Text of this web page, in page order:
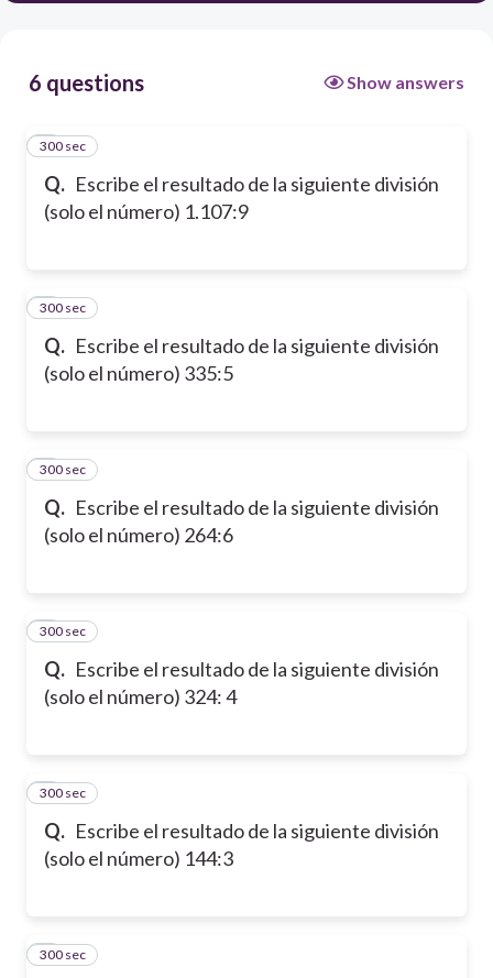
6 questions Show answers
Q. Escribe el resultado de la siguiente división
(solo el número) 1.107:9
1
300 sec
Q. Escribe el resultado de la siguiente división
(solo el número) 335:5
2
300 sec
Q. Escribe el resultado de la siguiente división
(solo el número) 264:6
3
300 sec
Q. Escribe el resultado de la siguiente división
(solo el número) 324: 4
4
300 sec
Q. Escribe el resultado de la siguiente división
(solo el número) 144:3
5
300 sec
6
300 sec